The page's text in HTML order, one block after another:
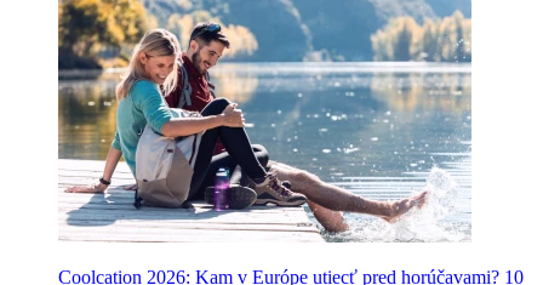
Coolcation 2026: Kam v Európe utiecť pred horúčavami? 10